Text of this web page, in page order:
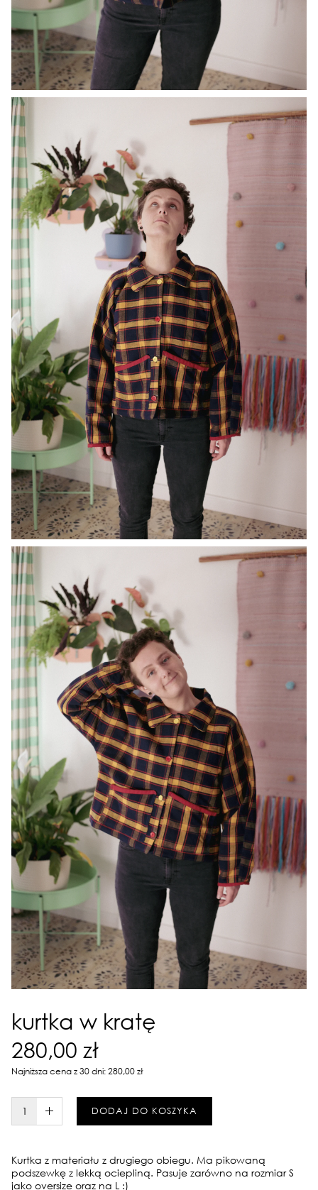
kurtka w kratę
280,00 zł
Najniższa cena z 30 dni: 280,00 zł
W KOSZYKU :)DODAJ DO KOSZYKA
Kurtka z materiału z drugiego obiegu. Ma pikowaną
podszewkę z lekką ociepliną. Pasuje zarówno na rozmiar S
jako oversize oraz na L :)